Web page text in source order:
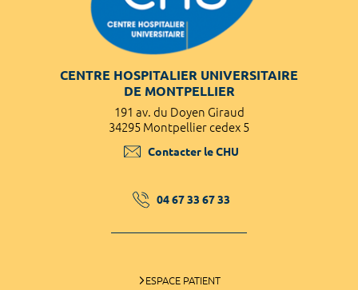
CENTRE HOSPITALIER UNIVERSITAIRE
DE MONTPELLIER
191 av. du Doyen Giraud
34295 Montpellier cedex 5
Contacter le CHU
04 67 33 67 33
ESPACE PATIENT